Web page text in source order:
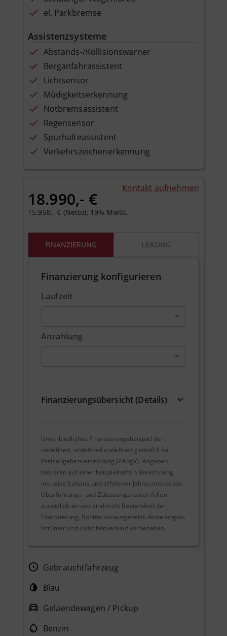
el. Parkbremse
Assistenzsysteme
Abstands-/Kollisionswarner
Berganfahrassistent
Lichtsensor
Müdigkeitserkennung
Notbremsassistent
Regensensor
Spurhalteassistent
Verkehrszeichenerkennung
18.990,- €
15.958,- € (Netto), 19% MwSt.
Kontakt aufnehmen
FINANZIERUNG LEASING
Finanzierung konfigurieren
Laufzeit
Anzahlung
Finanzierungsübersicht (Details)
Unverbindliches Finanzierungsbeispiel der ,
undefined, undefined undefined gemäß § 6a
Preisangabenverordnung (PAngV). Angaben
basieren auf einer beispielhaften Berechnung
inklusive Sollzins und effektiver Jahreszinskosten.
Überführungs- und Zulassungskosten fallen
zusätzlich an und sind nicht Bestandteil der
Finanzierung. Bonität vorausgesetzt. Änderungen,
Irrtümer und Zwischenverkauf vorbehalten.
Gebrauchtfahrzeug
Blau
Gelaendewagen / Pickup
Benzin